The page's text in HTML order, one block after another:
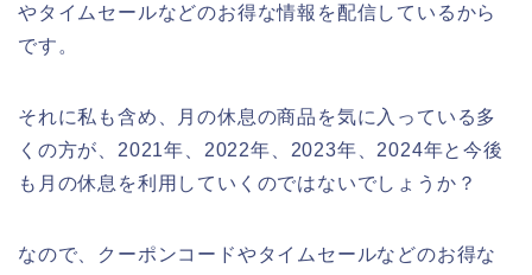
やタイムセールなどのお得な情報を配信しているから
です。
それに私も含め、月の休息の商品を気に入っている多
くの方が、2021年、2022年、2023年、2024年と今後
も月の休息を利用していくのではないでしょうか？
なので、クーポンコードやタイムセールなどのお得な